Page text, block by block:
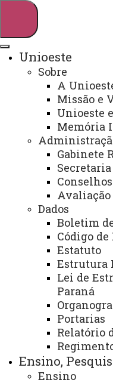
Webmail
Arquivo
Unioeste
Sobre
A
Missão e
Unioeste
Memória
Gabinete
Dados
Boletim
Código
Estatuto
Estrutura
Lei de
Paraná
Portarias
Relatório
Ensino,
Ensino
Programa
Colegiado de Letras
Comunicação e Artes
Finalidade e